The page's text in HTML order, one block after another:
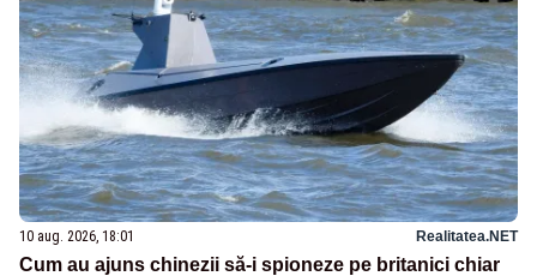
10 aug. 2026, 18:01 Realitatea.NET
Cum au ajuns chinezii să-i spioneze pe britanici chiar